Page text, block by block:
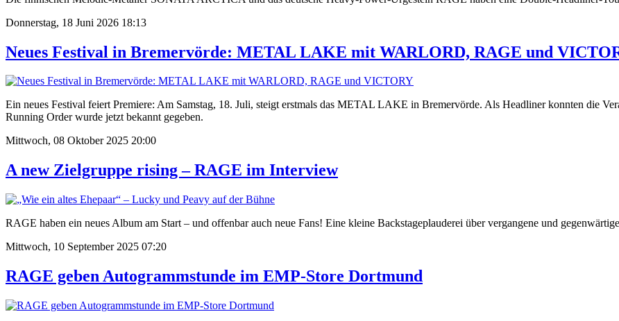
Donnerstag, 18 Juni 2026 18:13
Neues Festival in Bremervörde: METAL LAKE mit WARLORD, RAGE und
Ein neues Festival feiert Premiere: Am Samstag, 18. Juli, steigt erstmals das METAL LAKE in Bremervörde. Als Headliner konnten die
Running Order wurde jetzt bekannt gegeben.
Mittwoch, 08 Oktober 2025 20:00
A new Zielgruppe rising – RAGE im Interview
RAGE haben ein neues Album am Start – und offenbar auch neue Fans! Eine kleine Backstageplauderei über vergangene und
Mittwoch, 10 September 2025 07:20
RAGE geben Autogrammstunde im EMP-Store Dortmund